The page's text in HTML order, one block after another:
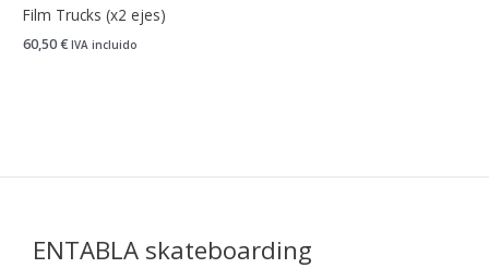
Film Trucks (x2 ejes)
60,50€ IVA incluido
ENTABLA skateboarding